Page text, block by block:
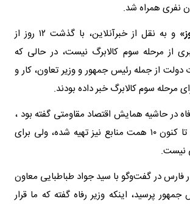
و به نقل از خبرآنلاین، با گذشت ۱۲ روز از
از مرحله سوم کالابرگ نیست،‌ در حالی که
از جمله رئیس جمهور و وزیر تعاون، کار و
مرحله سوم کالابرگ خبر داده بودند.
در حاشیه همایش اقتصاد مقاومتی گفته بود ،
کالابرگ ادامه دارد،‌ تا کنون ۱۰ همت منابع نیز تهیه شده، ولی برای
نیست.
فارس در گفت‌وگو با سید جواد طباطبایی معاون
جمهور پرسید، اینکه وزیر رفاه گفته که ما قرار